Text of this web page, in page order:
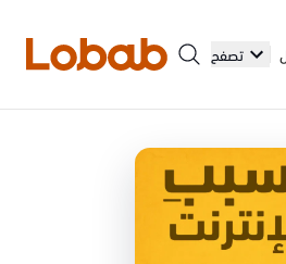
تصفح